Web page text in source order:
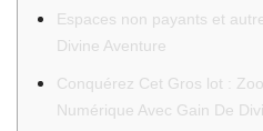
Espaces non payants et
Divine Aventure
Conquérez Cet Gros lot :
Numérique Avec Gain De